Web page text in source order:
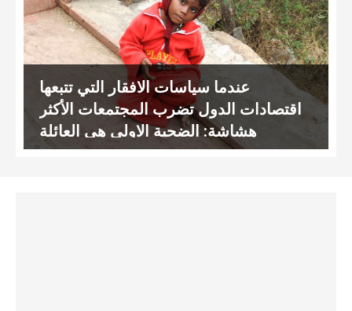
عندما سياسات الافقار التي تتبعها
اقتصادات الدول تضرب المجتمعات الأكثر
هشاشة: الضحية الاولى هي العائلة